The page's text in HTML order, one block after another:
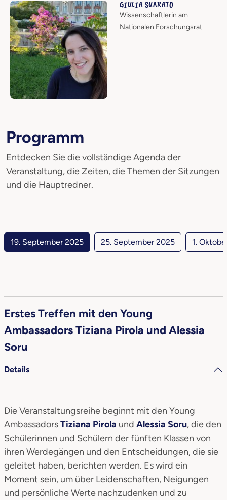
GIULIA SUARATO
Wissenschaftlerin am
Nationalen Forschungsrat
Programm
Entdecken Sie die vollständige Agenda der
Veranstaltung, die Zeiten, die Themen der Sitzungen
und die Hauptredner.
19. September 2025 25. September 2025 1.
Erstes Treffen mit den Young
Ambassadors Tiziana Pirola und Alessia
Soru
Details
Die Veranstaltungsreihe beginnt mit den Young
AmbassadorsTiziana Pirola und Alessia Soru, die den
Schülerinnen und Schülern der fünften Klassen von
ihren Werdegängen und den Entscheidungen, die sie
geleitet haben, berichten werden. Es wird ein
Moment sein, um über Leidenschaften, Neigungen
und persönliche Werte nachzudenken und zu